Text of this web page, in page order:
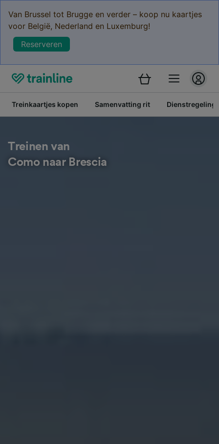
Van Brussel tot Brugge en verder – koop nu kaartjes
voor België, Nederland en Luxemburg!
Reserveren
Treinkaartjes kopen Samenvatting rit Dienstregeling
Treinen van
Como naar Brescia